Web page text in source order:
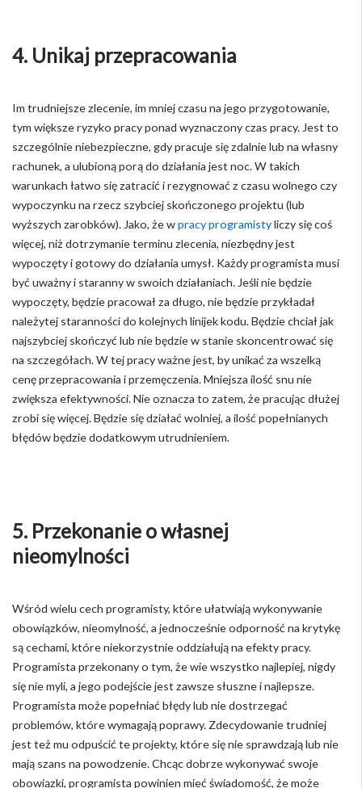
4. Unikaj przepracowania
Im trudniejsze zlecenie, im mniej czasu na jego przygotowanie,
tym większe ryzyko pracy ponad wyznaczony czas pracy. Jest to
szczególnie niebezpieczne, gdy pracuje się zdalnie lub na własny
rachunek, a ulubioną porą do działania jest noc. W takich
warunkach łatwo się zatracić i rezygnować z czasu wolnego czy
wypoczynku na rzecz szybciej skończonego projektu (lub
wyższych zarobków). Jako, że wpracy programistyliczy się coś
więcej, niż dotrzymanie terminu zlecenia, niezbędny jest
wypoczęty i gotowy do działania umysł. Każdy programista musi
być uważny i staranny w swoich działaniach. Jeśli nie będzie
wypoczęty, będzie pracował za długo, nie będzie przykładał
należytej staranności do kolejnych linijek kodu. Będzie chciał jak
najszybciej skończyć lub nie będzie w stanie skoncentrować się
na szczegółach. W tej pracy ważne jest, by unikać za wszelką
cenę przepracowania i przemęczenia. Mniejsza ilość snu nie
zwiększa efektywności. Nie oznacza to zatem, że pracując dłużej
zrobi się więcej. Będzie się działać wolniej, a ilość popełnianych
błędów będzie dodatkowym utrudnieniem.
5. Przekonanie o własnej
nieomylności
Wśród wielu cech programisty, które ułatwiają wykonywanie
obowiązków, nieomylność, a jednocześnie odporność na krytykę
są cechami, które niekorzystnie oddziałują na efekty pracy.
Programista przekonany o tym, że wie wszystko najlepiej, nigdy
się nie myli, a jego podejście jest zawsze słuszne i najlepsze.
Programista może popełniać błędy lub nie dostrzegać
problemów, które wymagają poprawy. Zdecydowanie trudniej
jest też mu odpuścić te projekty, które się nie sprawdzają lub nie
mają szans na powodzenie. Chcąc dobrze wykonywać swoje
obowiązki, programista powinien mieć świadomość, że może